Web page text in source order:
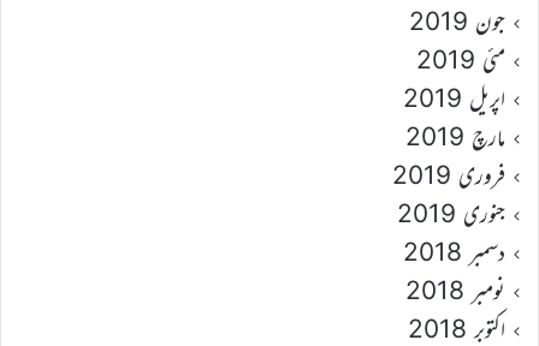
جون 2019
مئی 2019
اپریل 2019
مارچ 2019
فروری 2019
جنوری 2019
دسمبر 2018
نومبر 2018
اکتوبر 2018